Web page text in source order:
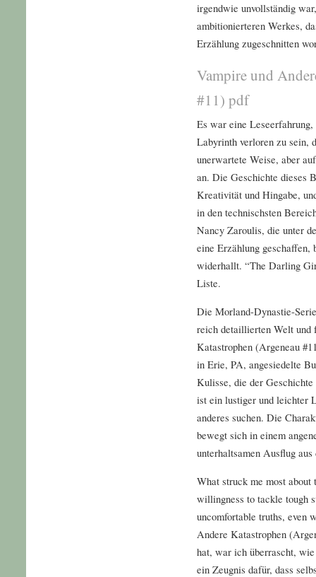
irgendwie unvollständig
ambitionierteren Werkes,
Erzählung zugeschnitten
Vampire und
#11) pdf
Es war eine
Labyrinth verloren zu sein,
unerwartete Weise, aber
an. Die Geschichte dieses
Kreativität und Hingabe,
in den technischsten
Nancy Zaroulis, die unter
eine Erzählung
widerhallt. “The Darling
Liste.
Die Morland-Dynastie-
reich detaillierten Welt und
Katastrophen (Argeneau
in Erie, PA, angesiedelte
Kulisse, die der
ist ein lustiger und leichter
anderes suchen. Die
bewegt sich in einem
unterhaltsamen Ausflug
What struck me most
willingness to tackle tough
uncomfortable truths, even
Andere Katastrophen
hat, war ich überrascht,
ein Zeugnis dafür, dass